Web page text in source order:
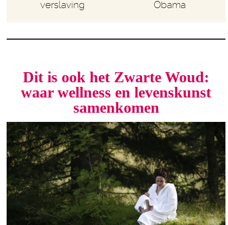
verslaving
Obama
Dit is ook het Zwarte Woud:
waar wellness en levenskunst
samenkomen